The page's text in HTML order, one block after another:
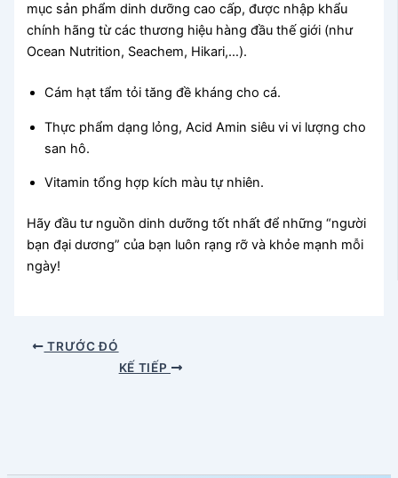
mục sản phẩm dinh dưỡng cao cấp, được nhập khẩu
chính hãng từ các thương hiệu hàng đầu thế giới (như
Ocean Nutrition, Seachem, Hikari,…).
Cám hạt tẩm tỏi tăng đề kháng cho cá.
Thực phẩm dạng lỏng, Acid Amin siêu vi vi lượng cho
san hô.
Vitamin tổng hợp kích màu tự nhiên.
Hãy đầu tư nguồn dinh dưỡng tốt nhất để những “người
bạn đại dương” của bạn luôn rạng rỡ và khỏe mạnh mỗi
ngày!
TRƯỚC ĐÓ
KẾ TIẾP